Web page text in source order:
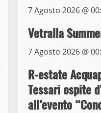
7 Agosto 2026 @
Vetralla
7 Agosto 2026 @
R-estate
Tessari ospite
all’evento
3
4
La
il
in